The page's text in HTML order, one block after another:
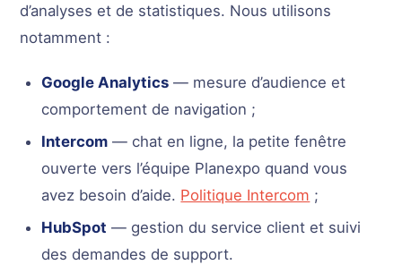
d’analyses et de statistiques. Nous utilisons
notamment :
Google Analytics — mesure d’audience et
comportement de navigation ;
Intercom — chat en ligne, la petite fenêtre
ouverte vers l’équipe Planexpo quand vous
avez besoin d’aide. Politique Intercom ;
HubSpot — gestion du service client et suivi
des demandes de support.